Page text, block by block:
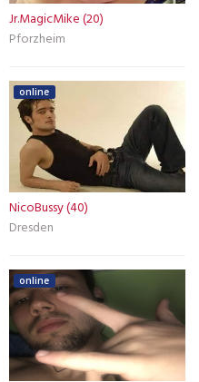
Jr.MagicMike (20)
Pforzheim
online
NicoBussy (40)
Dresden
online